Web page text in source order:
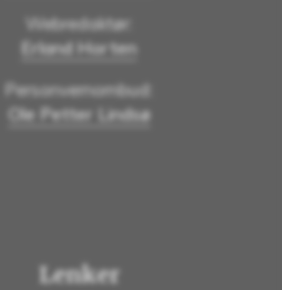
Webredaktør:
Erland Horten
Personvernombud:
Ole Petter Lindsø
Lenker